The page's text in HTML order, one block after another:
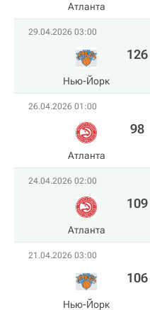
Атланта
29.04.2026 03:00
Нью-Йорк
126
26.04.2026 01:00
Атланта
98
24.04.2026 02:00
Атланта
109
21.04.2026 03:00
Нью-Йорк
106